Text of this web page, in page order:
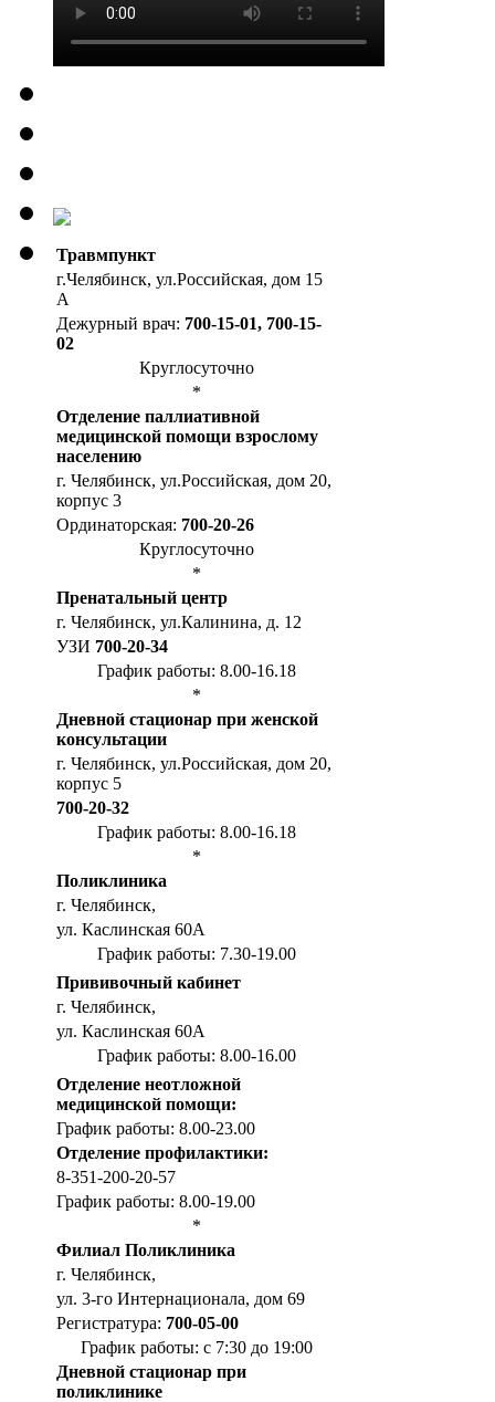
Травмпункт
г.Челябинск, ул.Российская, дом 15
А
Дежурный врач: 700-15-01, 700-15-
02
Круглосуточно
*
Отделение паллиативной
медицинской помощи взрослому
населению
г. Челябинск, ул.Российская, дом 20,
корпус 3
Ординаторская: 700-20-26
Круглосуточно
*
Пренатальный центр
г. Челябинск, ул.Калинина, д. 12
УЗИ 700-20-34
График работы: 8.00-16.18
*
Дневной стационар при женской
консультации
г. Челябинск, ул.Российская, дом 20,
корпус 5
700-20-32
График работы: 8.00-16.18
*
Поликлиника
г. Челябинск,
ул. Каслинская 60А
График работы: 7.30-19.00
Прививочный кабинет
г. Челябинск,
ул. Каслинская 60А
График работы: 8.00-16.00
Отделение неотложной
медицинской помощи:
График работы: 8.00-23.00
Отделение профилактики:
8-351-200-20-57
График работы: 8.00-19.00
*
Филиал Поликлиника
г. Челябинск,
ул. 3-го Интернационала, дом 69
Регистратура: 700-05-00
График работы: с 7:30 до 19:00
Дневной стационар при
поликлинике